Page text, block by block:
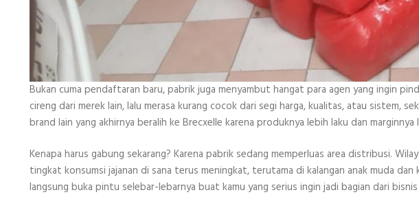
Bukan cuma pendaftaran baru, pabrik juga menyambut hangat para agen yang ingin
cireng dari merek lain, lalu merasa kurang cocok dari segi harga, kualitas, atau sistem,
brand lain yang akhirnya beralih ke Brecxelle karena produknya lebih laku dan
Kenapa harus gabung sekarang? Karena pabrik sedang memperluas area distribusi.
tingkat konsumsi jajanan di sana terus meningkat, terutama di kalangan anak muda
langsung buka pintu selebar-lebarnya buat kamu yang serius ingin jadi bagian dari